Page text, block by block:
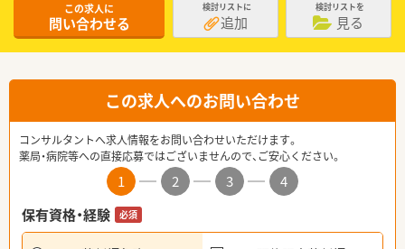
この求人に
問い合わせる
検討リストに
追加
検討リストを
見る
この求人へのお問い合わせ
コンサルタントへ求人情報をお問い合わせいただけます。
薬局・病院等への直接応募ではございませんので、ご安心ください。
1 2 3
4
保有資格・経験
必須